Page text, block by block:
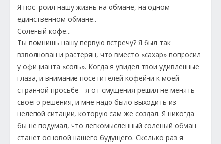
Я построил нашу жизнь на обмане, на одном
единственном обмане..
Соленый кофе...
Ты помнишь нашу первую встречу? Я был так
взволнован и растерян, что вместо «сахар» попросил
у официанта «соль». Когда я увидел твои удивленные
глаза, и внимание посетителей кофейни к моей
странной просьбе - я от смущения решил не менять
своего решения, и мне надо было выходить из
нелепой ситации, которую сам же создал. Я никогда
бы не подумал, что легкомысленный соленый обман
станет основой нашего будущего. Сколько раз я